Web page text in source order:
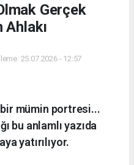
Gerçek
Ahlakı
25.07.2026 - 12:57
bir mümin portresi...
bu anlamlı yazıda
yatırılıyor.